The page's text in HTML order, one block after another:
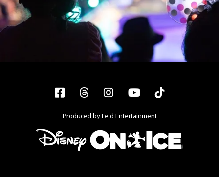
Facebook
ThreadsInstagram
YouTubeTiktok
Produced by Feld Entertainment